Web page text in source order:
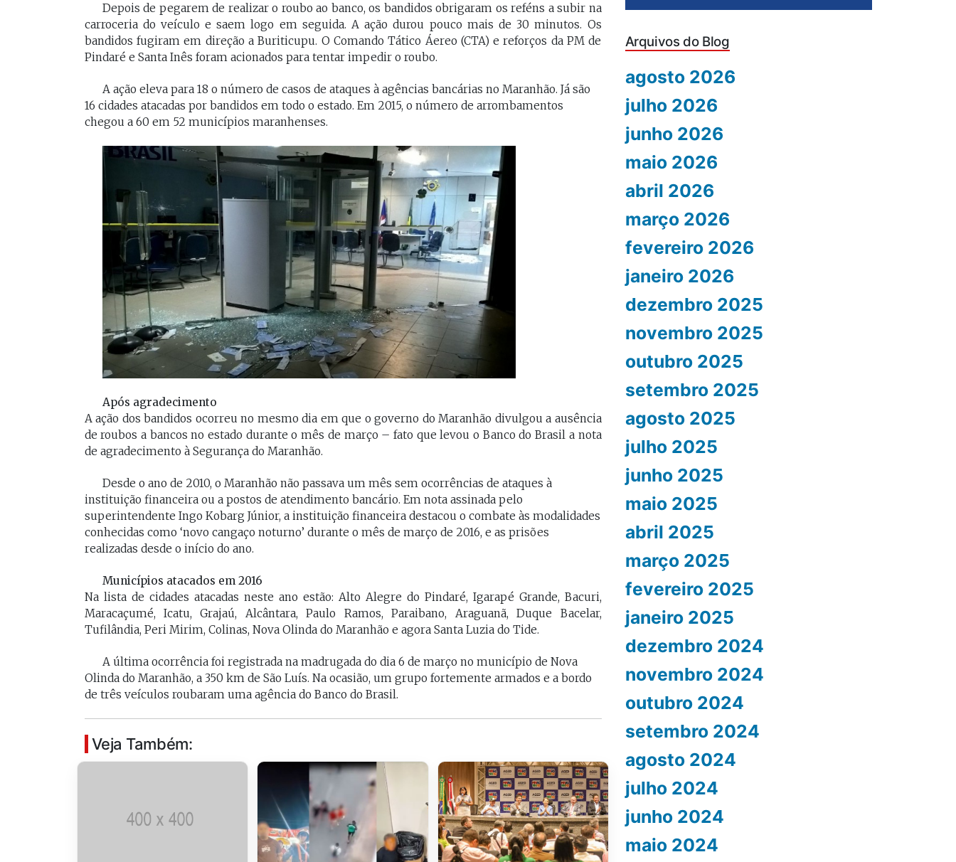
Depois de pegarem de realizar o roubo ao banco, os bandidos obrigaram os reféns a subir na
carroceria do veículo e saem logo em seguida. A ação durou pouco mais de 30 minutos. Os
bandidos fugiram em direção a Buriticupu. O Comando Tático Áereo (CTA) e reforços da PM de
Pindaré e Santa Inês foram acionados para tentar impedir o roubo.
A ação eleva para 18 o número de casos de ataques à agências bancárias no Maranhão. Já são
16 cidades atacadas por bandidos em todo o estado. Em 2015, o número de arrombamentos
chegou a 60 em 52 municípios maranhenses.
Após agradecimento
A ação dos bandidos ocorreu no mesmo dia em que o governo do Maranhão divulgou a ausência
de roubos a bancos no estado durante o mês de março – fato que levou o Banco do Brasil a nota
de agradecimento à Segurança do Maranhão.
Desde o ano de 2010, o Maranhão não passava um mês sem ocorrências de ataques à
instituição financeira ou a postos de atendimento bancário. Em nota assinada pelo
superintendente Ingo Kobarg Júnior, a instituição financeira destacou o combate às modalidades
conhecidas como ‘novo cangaço noturno’ durante o mês de março de 2016, e as prisões
realizadas desde o início do ano.
Municípios atacados em 2016
Na lista de cidades atacadas neste ano estão: Alto Alegre do Pindaré, Igarapé Grande, Bacuri,
Maracaçumé, Icatu, Grajaú, Alcântara, Paulo Ramos, Paraibano, Araguanã, Duque Bacelar,
Tufilândia, Peri Mirim, Colinas, Nova Olinda do Maranhão e agora Santa Luzia do Tide.
A última ocorrência foi registrada na madrugada do dia 6 de março no município de Nova
Olinda do Maranhão, a 350 km de São Luís. Na ocasião, um grupo fortemente armados e a bordo
de três veículos roubaram uma agência do Banco do Brasil.
Veja Também:
Arquivos do Blog
agosto 2026
julho 2026
junho 2026
maio 2026
abril 2026
março 2026
fevereiro 2026
janeiro 2026
dezembro 2025
novembro 2025
outubro 2025
setembro 2025
agosto 2025
julho 2025
junho 2025
maio 2025
abril 2025
março 2025
fevereiro 2025
janeiro 2025
dezembro 2024
novembro 2024
outubro 2024
setembro 2024
agosto 2024
julho 2024
junho 2024
maio 2024